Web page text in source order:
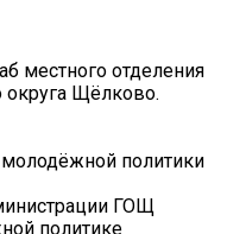
местного отделения
Щёлково.
политики
ГОЩ
политике